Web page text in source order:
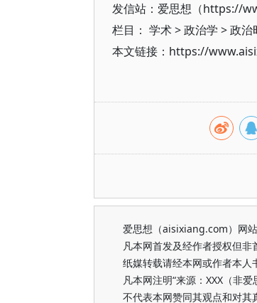
发信站：爱思想（https://
栏目： 学术>政治学 >政治
本文链接：https://
爱思想（aisixiang.com）网
凡本网首发及经作者授权但
纸媒转载请经本网或作者本人
凡本网注明“来源：XXX（非
不代表本网赞同其观点和对其